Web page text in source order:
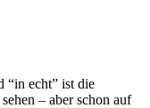
“in echt” ist die
– aber schon auf